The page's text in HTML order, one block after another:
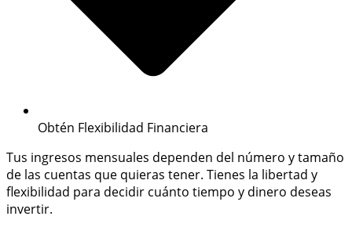
Obtén Flexibilidad Financiera
Tus ingresos mensuales dependen del número y tamaño
de las cuentas que quieras tener. Tienes la libertad y
flexibilidad para decidir cuánto tiempo y dinero deseas
invertir.